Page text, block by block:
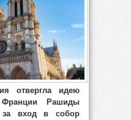
отвергла идею
Франции Рашиды
за вход в собор